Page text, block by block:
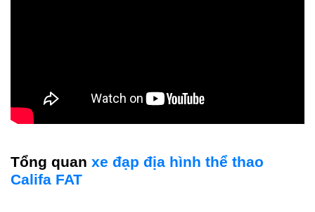
Tổng quan xe đạp địa hình thể thao
Califa FAT